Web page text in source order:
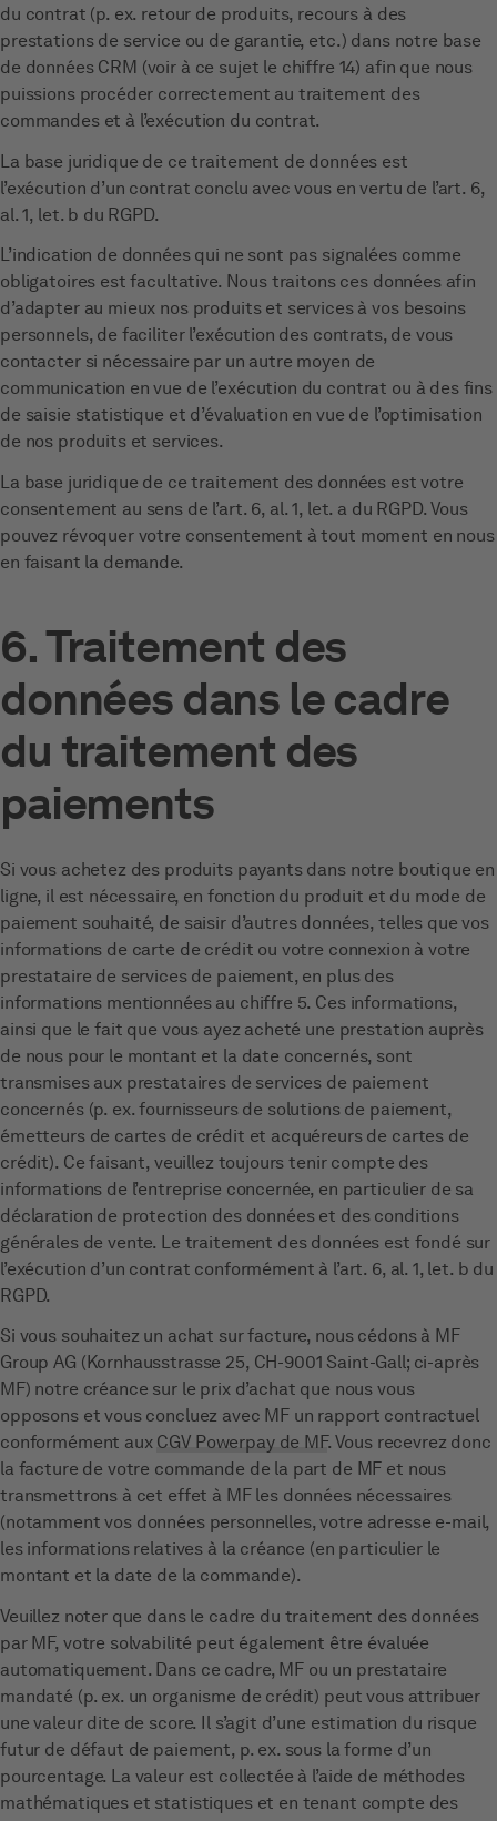
du contrat (p. ex. retour de produits, recours à des
prestations de service ou de garantie, etc.) dans notre base
de données CRM (voir à ce sujet le chiffre 14) afin que nous
puissions procéder correctement au traitement des
commandes et à l’exécution du contrat.
La base juridique de ce traitement de données est
l’exécution d’un contrat conclu avec vous en vertu de l’art. 6,
al. 1, let. b du RGPD.
L’indication de données qui ne sont pas signalées comme
obligatoires est facultative. Nous traitons ces données afin
d’adapter au mieux nos produits et services à vos besoins
personnels, de faciliter l’exécution des contrats, de vous
contacter si nécessaire par un autre moyen de
communication en vue de l’exécution du contrat ou à des fins
de saisie statistique et d’évaluation en vue de l’optimisation
de nos produits et services.
La base juridique de ce traitement des données est votre
consentement au sens de l’art. 6, al. 1, let. a du RGPD. Vous
pouvez révoquer votre consentement à tout moment en nous
en faisant la demande.
6. Traitement des
données dans le cadre
du traitement des
paiements
Si vous achetez des produits payants dans notre boutique en
ligne, il est nécessaire, en fonction du produit et du mode de
paiement souhaité, de saisir d’autres données, telles que vos
informations de carte de crédit ou votre connexion à votre
prestataire de services de paiement, en plus des
informations mentionnées au chiffre 5. Ces informations,
ainsi que le fait que vous ayez acheté une prestation auprès
de nous pour le montant et la date concernés, sont
transmises aux prestataires de services de paiement
concernés (p. ex. fournisseurs de solutions de paiement,
émetteurs de cartes de crédit et acquéreurs de cartes de
crédit). Ce faisant, veuillez toujours tenir compte des
informations de l’entreprise concernée, en particulier de sa
déclaration de protection des données et des conditions
générales de vente. Le traitement des données est fondé sur
l’exécution d’un contrat conformément à l’art. 6, al. 1, let. b du
RGPD.
Si vous souhaitez un achat sur facture, nous cédons à MF
Group AG (Kornhausstrasse 25, CH-9001 Saint-Gall; ci-après
MF) notre créance sur le prix d’achat que nous vous
opposons et vous concluez avec MF un rapport contractuel
conformément aux CGV Powerpay de MF. Vous recevrez donc
la facture de votre commande de la part de MF et nous
transmettrons à cet effet à MF les données nécessaires
(notamment vos données personnelles, votre adresse e-mail,
les informations relatives à la créance (en particulier le
montant et la date de la commande).
Veuillez noter que dans le cadre du traitement des données
par MF, votre solvabilité peut également être évaluée
automatiquement. Dans ce cadre, MF ou un prestataire
mandaté (p. ex. un organisme de crédit) peut vous attribuer
une valeur dite de score. Il s’agit d’une estimation du risque
futur de défaut de paiement, p. ex. sous la forme d’un
pourcentage. La valeur est collectée à l’aide de méthodes
mathématiques et statistiques et en tenant compte des